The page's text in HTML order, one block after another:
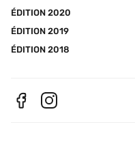
ÉDITION 2020
ÉDITION 2019
ÉDITION 2018